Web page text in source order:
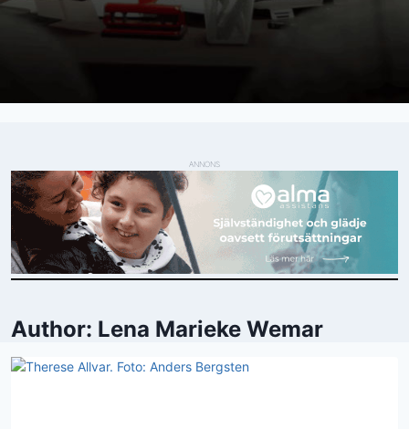
ANNONS
Author: Lena Marieke Wemar